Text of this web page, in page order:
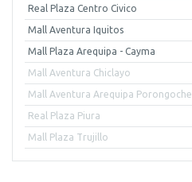
Real Plaza Centro Civico
Mall Aventura Iquitos
Mall Plaza Arequipa - Cayma
Mall Aventura Chiclayo
Mall Aventura Arequipa Porongoche
Real Plaza Piura
Mall Plaza Trujillo